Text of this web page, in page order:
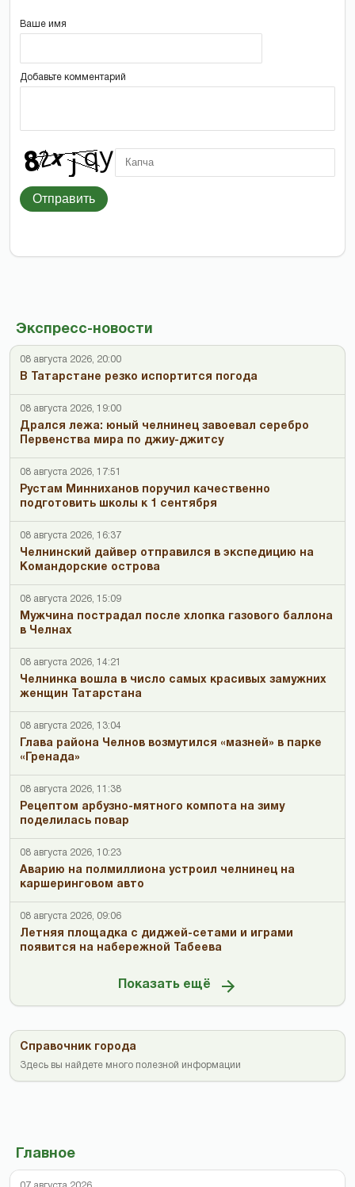
Экспресс-новости
08 августа 2026, 20:00
В Татарстане резко испортится погода
08 августа 2026, 19:00
Дрался лежа: юный челнинец завоевал серебро
Первенства мира по джиу-джитсу
08 августа 2026, 17:51
Рустам Минниханов поручил качественно
подготовить школы к 1 сентября
08 августа 2026, 16:37
Челнинский дайвер отправился в экспедицию на
Командорские острова
08 августа 2026, 15:09
Мужчина пострадал после хлопка газового баллона
в Челнах
08 августа 2026, 14:21
Челнинка вошла в число самых красивых замужних
женщин Татарстана
08 августа 2026, 13:04
Глава района Челнов возмутился «мазней» в парке
«Гренада»
08 августа 2026, 11:38
Рецептом арбузно-мятного компота на зиму
поделилась повар
08 августа 2026, 10:23
Аварию на полмиллиона устроил челнинец на
каршеринговом авто
08 августа 2026, 09:06
Летняя площадка с диджей-сетами и играми
появится на набережной Табеева
Показать ещё
Справочник города
Здесь вы найдете много полезной информации
Главное
Ваше имя
Добавьте комментарий
Отправить